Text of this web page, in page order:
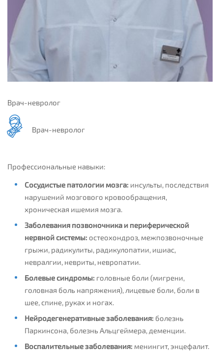
Врач-невролог
Врач-невролог
Профессиональные навыки:
Сосудистые патологии мозга: инсульты, последствия
нарушений мозгового кровообращения,
хроническая ишемия мозга.
Заболевания позвоночника и периферической
нервной системы: остеохондроз, межпозвоночные
грыжи, радикулиты, радикулопатии, ишиас,
невралгии, невриты, невропатии.
Болевые синдромы: головные боли (мигрени,
головная боль напряжения), лицевые боли, боли в
шее, спине, руках и ногах.
Нейродегенеративные заболевания: болезнь
Паркинсона, болезнь Альцгеймера, деменции.
Воспалительные заболевания: менингит, энцефалит.